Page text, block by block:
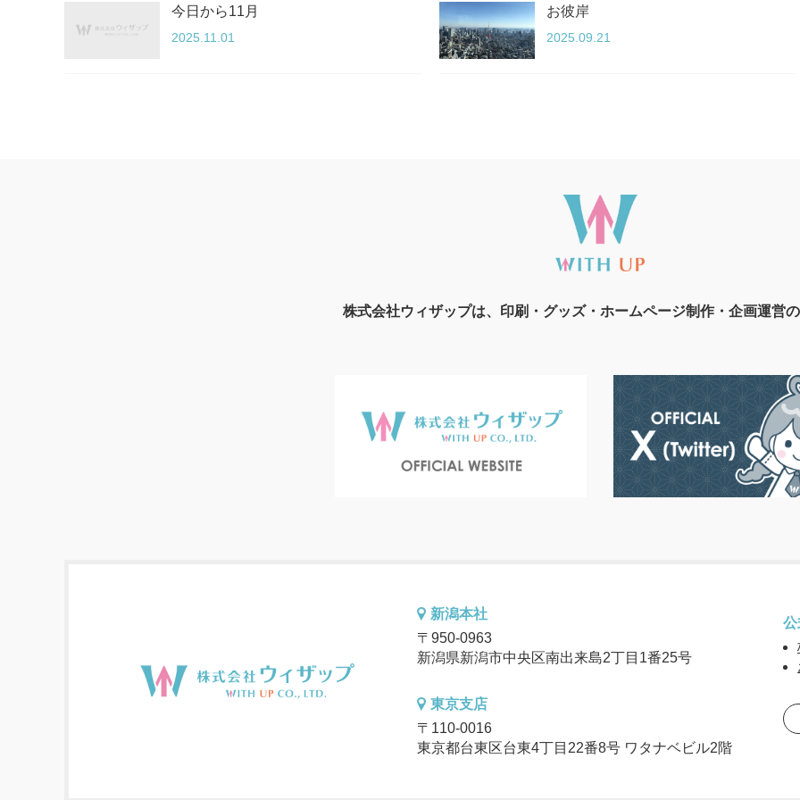
今日から11月
2025.11.01
お彼岸
2025.09.21
株式会社ウィザップは、印刷・グッズ・ホームページ制作・企画運営
新潟本社
〒950-0963
新潟県新潟市中央区南出来島2丁目1番25号
東京支店
〒110-0016
東京都台東区台東4丁目22番8号 ワタナベビル2階
公